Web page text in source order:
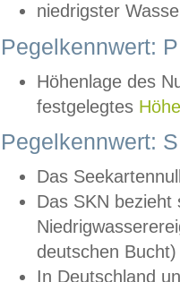
niedrigster
Pegelkennwert:
Höhenlage des
festgelegtes
Pegelkennwert:
Das
Das SKN
deutschen
In Deutschland